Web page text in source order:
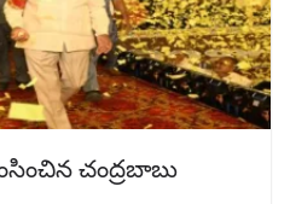
చంద్రబాబు